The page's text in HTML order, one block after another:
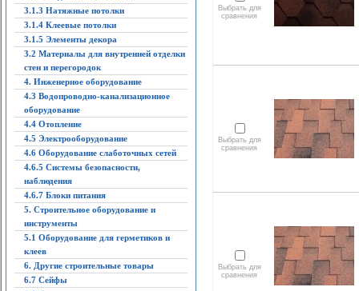
3.1.3 Натяжные потолки
3.1.4 Клеевые потолки
3.1.5 Элементы декора
3.2 Материалы для внутренней отделки
стен и перегородок
4. Инженерное оборудование
4.3 Водопроводно-канализационное
оборудование
4.4 Отопление
4.5 Электрооборудование
4.6 Оборудование слаботочных сетей
4.6.5 Системы безопасности,
наблюдения
4.6.7 Блоки питания
5. Строительное оборудование и
инструменты
5.1 Оборудование для герметиков и
клеев
6. Другие строительные товары
6.7 Сейфы
Выбрать для
сравнения
Выбрать для
сравнения
Выбрать для
сравнения